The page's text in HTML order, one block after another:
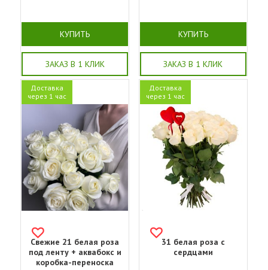
КУПИТЬ
ЗАКАЗ В 1 КЛИК
КУПИТЬ
ЗАКАЗ В 1 КЛИК
Доставка
через 1 час
Свежие 21 белая роза
под ленту + аквабокс и
коробка-переноска
Доставка
через 1 час
31 белая роза с
сердцами